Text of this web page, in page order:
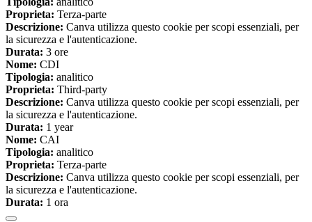
Proprieta: Terza-parte
Descrizione: Canva utilizza questo cookie per scopi essenziali, per
la sicurezza e l'autenticazione.
Durata: 3 ore
Nome: CDI
Tipologia: analitico
Proprieta: Third-party
Descrizione: Canva utilizza questo cookie per scopi essenziali, per
la sicurezza e l'autenticazione.
Durata: 1 year
Nome: CAI
Tipologia: analitico
Proprieta: Terza-parte
Descrizione: Canva utilizza questo cookie per scopi essenziali, per
la sicurezza e l'autenticazione.
Durata: 1 ora